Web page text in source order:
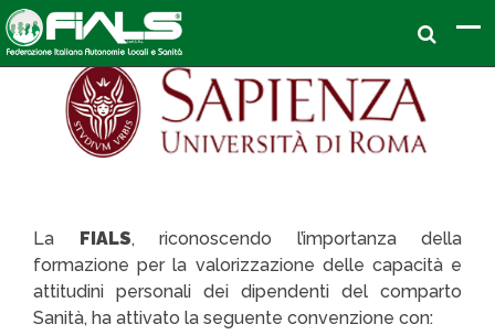
La FIALS, riconoscendo l’importanza della
formazione per la valorizzazione delle capacità e
attitudini personali dei dipendenti del comparto
Sanità, ha attivato la seguente convenzione con: